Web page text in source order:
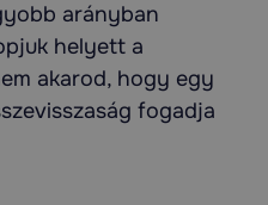
arányban
helyett a
akarod, hogy egy
fogadja